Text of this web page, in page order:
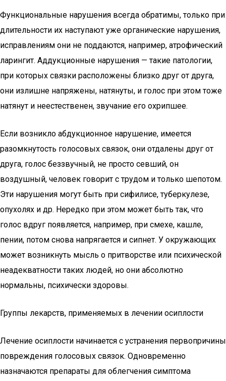
Функциональные нарушения всегда обратимы, только при
длительности их наступают уже органические нарушения,
исправлениям они не поддаются, например, атрофический
ларингит. Аддукционные нарушения — такие патологии,
при которых связки расположены близко друг от друга,
они излишне напряжены, натянуты, и голос при этом тоже
натянут и неестественен, звучание его охрипшее.
Если возникло абдукционное нарушение, имеется
разомкнутость голосовых связок, они отдалены друг от
друга, голос беззвучный, не просто севший, он
воздушный, человек говорит с трудом и только шепотом.
Эти нарушения могут быть при сифилисе, туберкулезе,
опухолях и др. Нередко при этом может быть так, что
голос вдруг появляется, например, при смехе, кашле,
пении, потом снова напрягается и сипнет. У окружающих
может возникнуть мысль о притворстве или психической
неадекватности таких людей, но они абсолютно
нормальны, психически здоровы.
Группы лекарств, применяемых в лечении осиплости
Лечение осиплости начинается с устранения первопричины
повреждения голосовых связок. Одновременно
назначаются препараты для облегчения симптома